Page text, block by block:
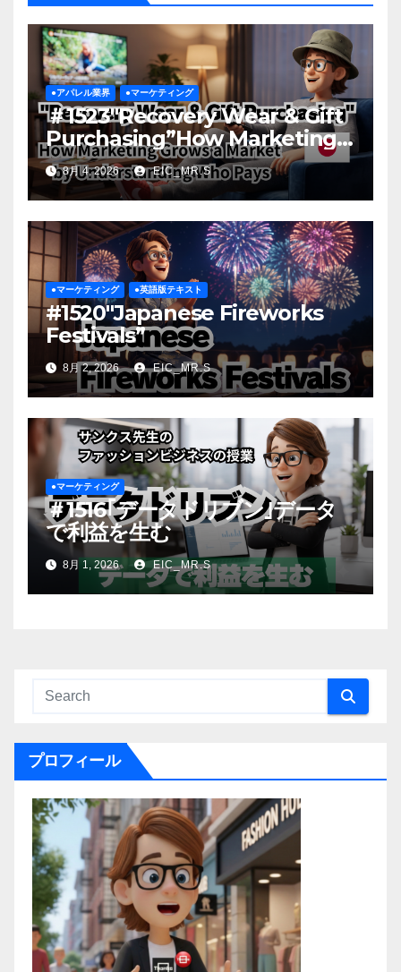
●アパレル業界 ●マーケティング
＃1523″Recovery Wear & Gift
Purchasing”How Marketing
Grows a Market by
Understanding Who Pays
8月 4, 2026 EIC_MR.S
●マーケティング ●英語版テキスト
#1520″Japanese Fireworks
Festivals”
8月 2, 2026 EIC_MR.S
●マーケティング
＃1516｢データドリブン｣データ
で利益を生む
8月 1, 2026 EIC_MR.S
プロフィール